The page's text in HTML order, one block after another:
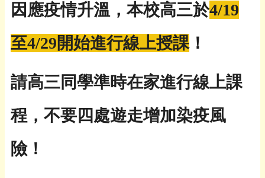
因應疫情升溫，本校高三於4/19
至4/29開始進行線上授課！
請高三同學準時在家進行線上課
程，不要四處遊走增加染疫風
險！